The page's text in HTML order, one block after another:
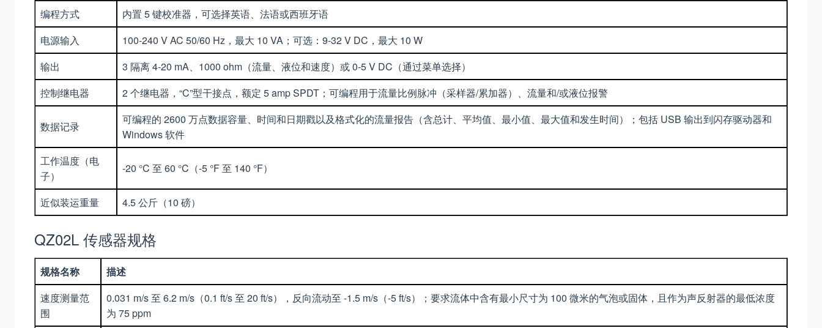
编程方式
内置 5 键校准器，可选择英语、法语或西班牙语
电源输入
100-240 V AC 50/60 Hz，最大 10 VA；可选：9-32 V DC，最大 10 W
输出
3 隔离 4-20 mA、1000 ohm（流量、液位和速度）或 0-5 V DC（通过菜单选择）
控制继电器
2 个继电器，“C”型干接点，额定 5 amp SPDT；可编程用于流量比例脉冲（采样器/累加器）、流量和/或液位报警
数据记录
可编程的 2600 万点数据容量、时间和日期戳以及格式化的流量报告（含总计、平均值、最小值、最大值和发生时间）；包括 USB 输出到闪存驱动器和
Windows 软件
工作温度（电
子）
-20 °C 至 60 °C（-5 °F 至 140 °F）
近似装运重量 4.5 公斤（10 磅）
QZ02L 传感器规格
规格名称
描述
速度测量范
围
0.031 m/s 至 6.2 m/s（0.1 ft/s 至 20 ft/s），反向流动至 -1.5 m/s（-5 ft/s）；要求流体中含有最小尺寸为 100 微米的气泡或固体，且作为声反射器的最低浓度
为 75 ppm